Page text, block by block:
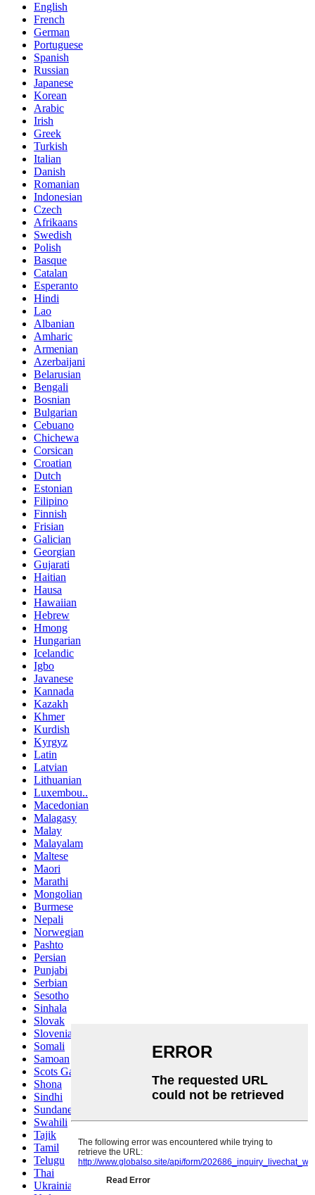
English
French
German
Portuguese
Spanish
Russian
Japanese
Korean
Arabic
Irish
Greek
Turkish
Italian
Danish
Romanian
Indonesian
Czech
Afrikaans
Swedish
Polish
Basque
Catalan
Esperanto
Hindi
Lao
Albanian
Amharic
Armenian
Azerbaijani
Belarusian
Bengali
Bosnian
Bulgarian
Cebuano
Chichewa
Corsican
Croatian
Dutch
Estonian
Filipino
Finnish
Frisian
Galician
Georgian
Gujarati
Haitian
Hausa
Hawaiian
Hebrew
Hmong
Hungarian
Icelandic
Igbo
Javanese
Kannada
Kazakh
Khmer
Kurdish
Kyrgyz
Latin
Latvian
Lithuanian
Luxembou..
Macedonian
Malagasy
Malay
Malayalam
Maltese
Maori
Marathi
Mongolian
Burmese
Nepali
Norwegian
Pashto
Persian
Punjabi
Serbian
Sesotho
Sinhala
Slovak
Slovenian
Somali
Samoan
Scots Gaelic
Shona
Sindhi
Sundanese
Swahili
Tajik
Tamil
Telugu
Thai
Ukrainian